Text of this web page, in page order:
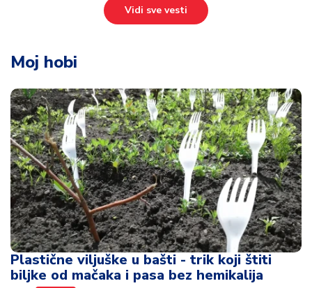
Vidi sve vesti
Moj hobi
Plastične viljuške u bašti - trik koji štiti
biljke od mačaka i pasa bez hemikalija